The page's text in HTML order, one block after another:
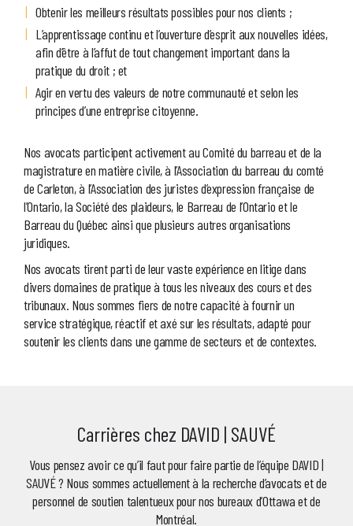
Obtenir les meilleurs résultats possibles pour nos clients ;
L’apprentissage continu et l’ouverture d’esprit aux nouvelles idées,
afin d’être à l’affut de tout changement important dans la
pratique du droit ; et
Agir en vertu des valeurs de notre communauté et selon les
principes d’une entreprise citoyenne.
Nos avocats participent activement au Comité du barreau et de la
magistrature en matière civile, à l’Association du barreau du comté
de Carleton, à l’Association des juristes d’expression française de
l’Ontario, la Société des plaideurs, le Barreau de l’Ontario et le
Barreau du Québec ainsi que plusieurs autres organisations
juridiques.
Nos avocats tirent parti de leur vaste expérience en litige dans
divers domaines de pratique à tous les niveaux des cours et des
tribunaux. Nous sommes fiers de notre capacité à fournir un
service stratégique, réactif et axé sur les résultats, adapté pour
soutenir les clients dans une gamme de secteurs et de contextes.
Carrières chez DAVID | SAUVÉ
Vous pensez avoir ce qu’il faut pour faire partie de l’équipe DAVID |
SAUVÉ ? Nous sommes actuellement à la recherche d’avocats et de
personnel de soutien talentueux pour nos bureaux d’Ottawa et de
Montréal.